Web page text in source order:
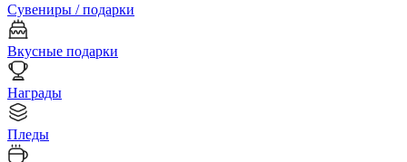
Сувениры / подарки
Вкусные подарки
Награды
Пледы